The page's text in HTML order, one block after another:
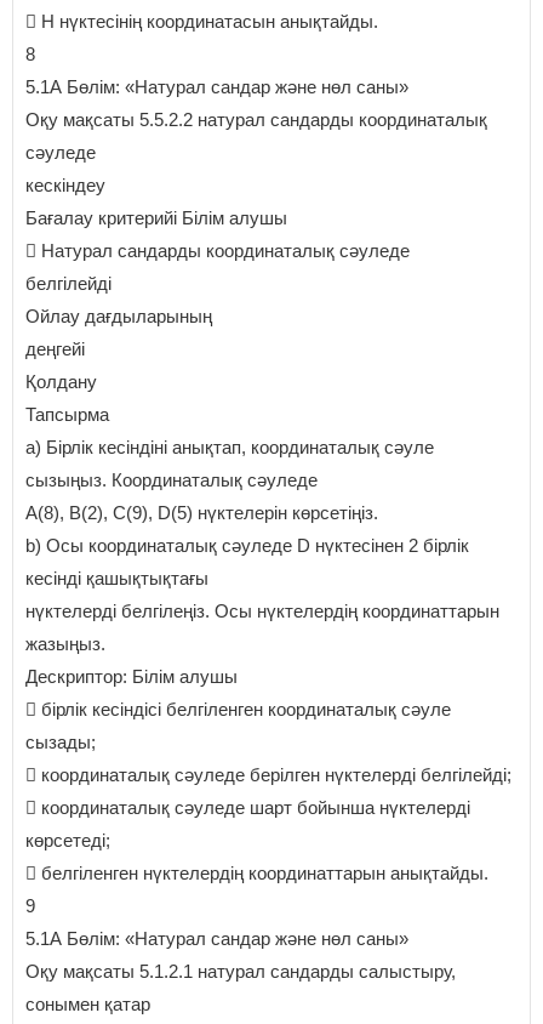
 Н нүктесінің координатасын анықтайды.
8
5.1А Бөлім: «Натурал сандар және нөл саны»
Оқу мақсаты 5.5.2.2 натурал сандарды координаталық
сәуледе
кескіндеу
Бағалау критерийі Білім алушы
 Натурал сандарды координаталық сәуледе
белгілейді
Ойлау дағдыларының
деңгейі
Қолдану
Тапсырма
a) Бірлік кесіндіні анықтап, координаталық сәуле
сызыңыз. Координаталық сәуледе
А(8), В(2), С(9), D(5) нүктелерін көрсетіңіз.
b) Осы координаталық сәуледе D нүктесінен 2 бірлік
кесінді қашықтықтағы
нүктелерді белгілеңіз. Осы нүктелердің координаттарын
жазыңыз.
Дескриптор: Білім алушы
 бірлік кесіндісі белгіленген координаталық сәуле
сызады;
 координаталық сәуледе берілген нүктелерді белгілейді;
 координаталық сәуледе шарт бойынша нүктелерді
көрсетеді;
 белгіленген нүктелердің координаттарын анықтайды.
9
5.1А Бөлім: «Натурал сандар және нөл саны»
Оқу мақсаты 5.1.2.1 натурал сандарды салыстыру,
сонымен қатар